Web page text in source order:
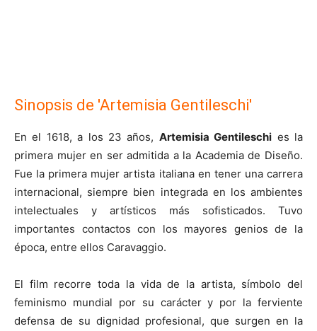
Sinopsis de 'Artemisia Gentileschi'
En el 1618, a los 23 años, Artemisia Gentileschi es la
primera mujer en ser admitida a la Academia de Diseño.
Fue la primera mujer artista italiana en tener una carrera
internacional, siempre bien integrada en los ambientes
intelectuales y artísticos más sofisticados. Tuvo
importantes contactos con los mayores genios de la
época, entre ellos Caravaggio.
El film recorre toda la vida de la artista, símbolo del
feminismo mundial por su carácter y por la ferviente
defensa de su dignidad profesional, que surgen en la